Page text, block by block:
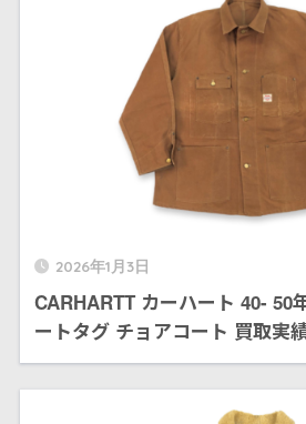
2026年1月3日
CARHARTT カーハート 40- 50
ートタグ チョアコート 買取実